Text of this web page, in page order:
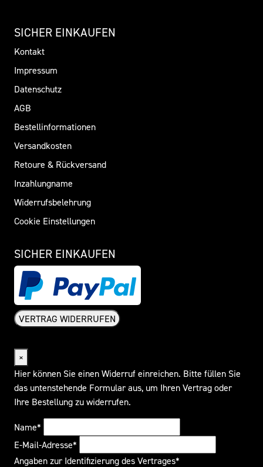
SICHER EINKAUFEN
Kontakt
Impressum
Datenschutz
AGB
Bestellinformationen
Versandkosten
Retoure & Rückversand
Inzahlungname
Widerrufsbelehrung
Cookie Einstellungen
SICHER EINKAUFEN
VERTRAG WIDERRUFEN
×
Hier können Sie einen Widerruf einreichen. Bitte füllen Sie
das untenstehende Formular aus, um Ihren Vertrag oder
Ihre Bestellung zu widerrufen.
Name*
E-Mail-Adresse*
Angaben zur Identifizierung des Vertrages*